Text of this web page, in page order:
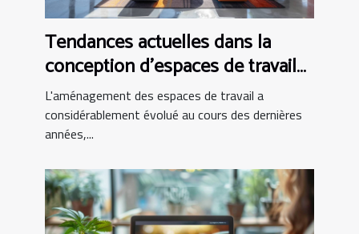
Tendances actuelles dans la
conception d'espaces de travail
modernes
L'aménagement des espaces de travail a
considérablement évolué au cours des dernières
années,...